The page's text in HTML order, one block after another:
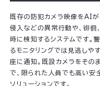
既存の防犯カメラ映像をAI
侵入などの異常行動や、徘徊
時に検知するシステムです。
るモニタリングでは見逃しや
座に通知。既設カメラをその
で、限られた人員でも高い安
ソリューションです。